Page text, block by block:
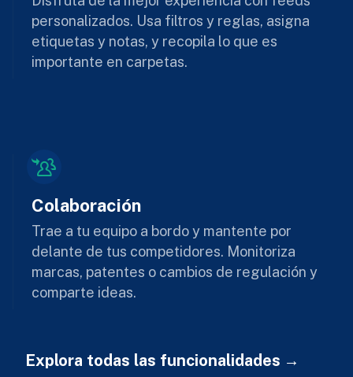
personalizados. Usa filtros y reglas, asigna
etiquetas y notas, y recopila lo que es
importante en carpetas.
Colaboración
Trae a tu equipo a bordo y mantente por
delante de tus competidores. Monitoriza
marcas, patentes o cambios de regulación y
comparte ideas.
Explora todas las funcionalidades